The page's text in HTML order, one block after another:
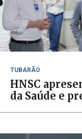
TUBARÃO
HNSC
da Saúde e